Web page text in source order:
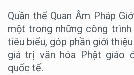
Quần thể Quan Âm Pháp
một trong những công
tiêu biểu, góp phần giới
giá trị văn hóa Phật giáo
quốc tế.